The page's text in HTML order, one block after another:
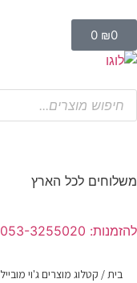
₪0
0
משלוחים לכל הארץ
להזמנות: 053-3255020
בית/ קטלוג מוצרים ג'וי מובייל